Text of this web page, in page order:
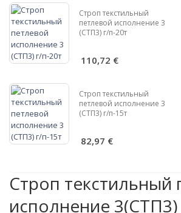
Строп текстильный
петлевой исполнение 3
(СТП3) г/п-20т
110,72 €
Строп текстильный
петлевой исполнение 3
(СТП3) г/п-15т
82,97 €
Строп текстильный
исполнение 3(СТП3)